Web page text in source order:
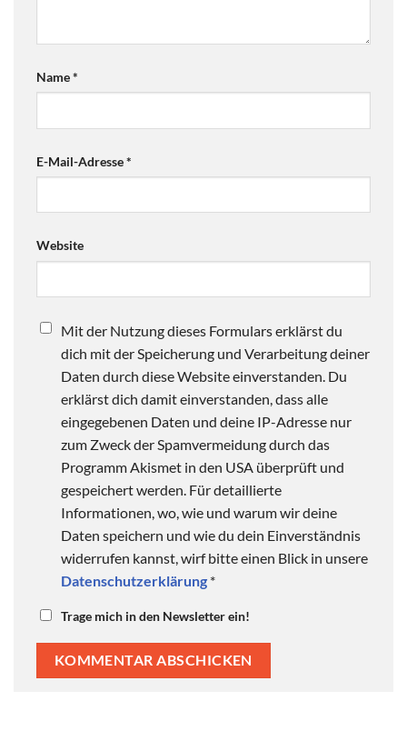
Name*
E-Mail-Adresse*
Website
Mit der Nutzung dieses Formulars erklärst du
dich mit der Speicherung und Verarbeitung deiner
Daten durch diese Website einverstanden. Du
erklärst dich damit einverstanden, dass alle
eingegebenen Daten und deine IP-Adresse nur
zum Zweck der Spamvermeidung durch das
Programm Akismet in den USA überprüft und
gespeichert werden. Für detaillierte
Informationen, wo, wie und warum wir deine
Daten speichern und wie du dein Einverständnis
widerrufen kannst, wirf bitte einen Blick in unsere
Datenschutzerklärung *
Trage mich in den Newsletter ein!